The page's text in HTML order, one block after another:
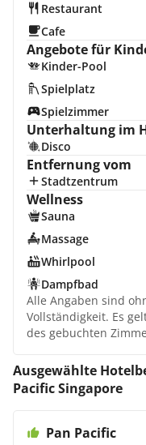
Restaurant
Cafe
Angebote für
Kinder-Pool
Spielplatz
Spielzimmer
Unterhaltung im
Disco
Entfernung vom
Stadtzentrum
Wellness
Sauna
Massage
Whirlpool
Dampfbad
Alle Angaben sind
Vollständigkeit. Es
des gebuchten
Ausgewählte
Pacific Singapore
Pan Pacific